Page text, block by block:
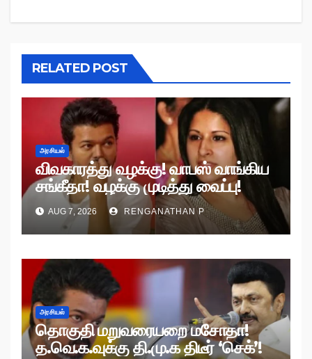
RELATED POST
அரசியல்
விவகாரத்து வழக்கு! வாபஸ் வாங்கிய
சங்கீதா! வழக்கு முடித்து வைப்பு!
AUG 7, 2026 RENGANATHAN P
அரசியல்
தொகுதி மறுவரையறை மசோதா!
த.வெ.க.வுக்கு தி.மு.க திடீர் ‘செக்’!